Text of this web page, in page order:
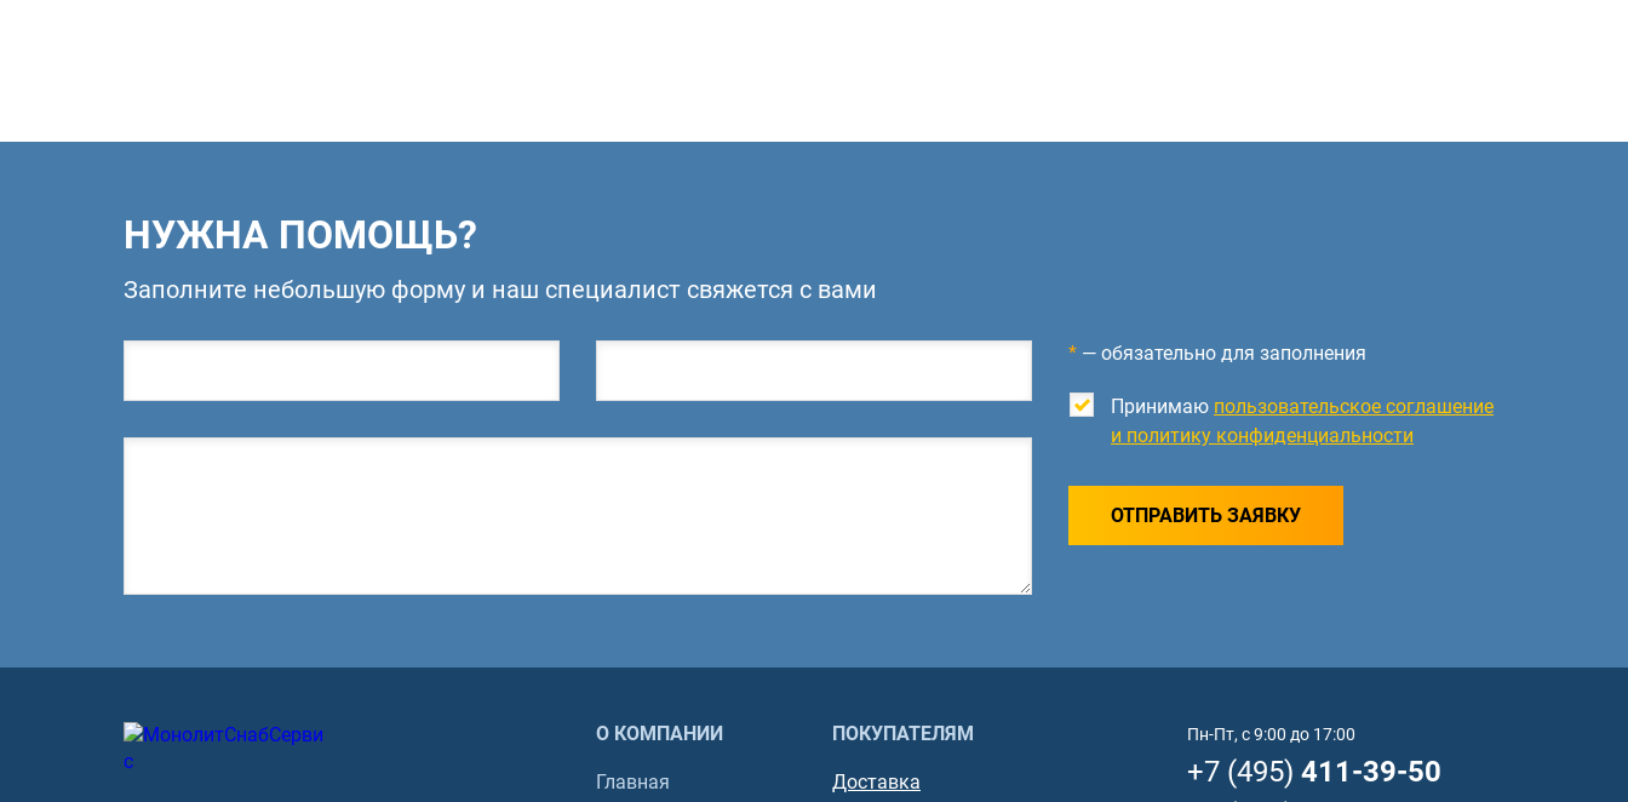
НУЖНА ПОМОЩЬ?
Заполните небольшую форму и наш специалист свяжется с вами
* — обязательно для заполнения
Принимаю пользовательское соглашение
и политику конфиденциальности
ОТПРАВИТЬ ЗАЯВКУ
О КОМПАНИИ
Главная
ПОКУПАТЕЛЯМ
Доставка
Пн-Пт, с 9:00 до 17:00
+7 (495) 411-39-50